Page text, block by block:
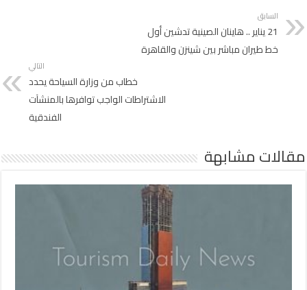
السابق
21 يناير .. هاينان الصينية تدشين أول
خط طيران مباشر بين شينزن والقاهرة
التالي
خطاب من وزارة السياحة يحدد
الاشتراطات الواجب توافرها بالمنشآت
الفندقية
مقالات مشابهة